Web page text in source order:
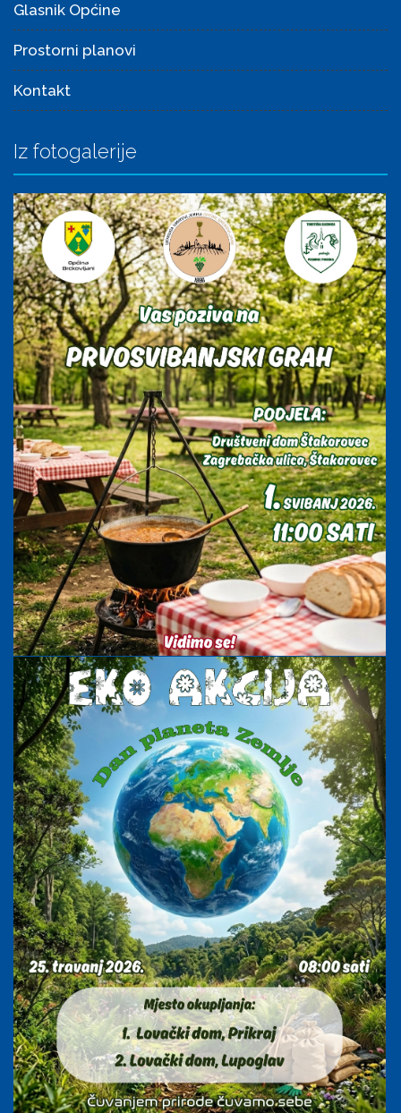
Glasnik Općine
Prostorni planovi
Kontakt
Iz fotogalerije